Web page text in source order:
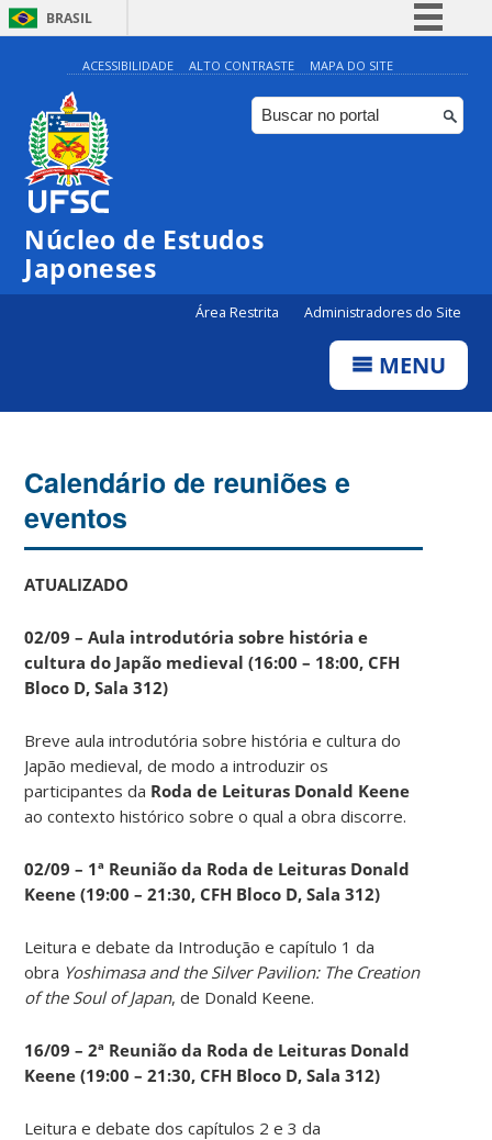
BRASIL
Simplifique!
Comunica BR
Participe
ACESSIBILIDADE ALTO CONTRASTE MAPA DO SITE
Núcleo de Estudos
Japoneses
Área Restrita Administradores do Site
MENU
Calendário de reuniões e
eventos
ATUALIZADO
02/09 – Aula introdutória sobre história e
cultura do Japão medieval (16:00 – 18:00, CFH
Bloco D, Sala 312)
Breve aula introdutória sobre história e cultura do
Japão medieval, de modo a introduzir os
participantes da Roda de Leituras Donald Keene
ao contexto histórico sobre o qual a obra discorre.
02/09 – 1ª Reunião da Roda de Leituras Donald
Keene (19:00 – 21:30, CFH Bloco D, Sala 312)
Leitura e debate da Introdução e capítulo 1 da
obra Yoshimasa and the Silver Pavilion: The Creation
of the Soul of Japan, de Donald Keene.
16/09 – 2ª Reunião da Roda de Leituras Donald
Keene (19:00 – 21:30, CFH Bloco D, Sala 312)
Leitura e debate dos capítulos 2 e 3 da